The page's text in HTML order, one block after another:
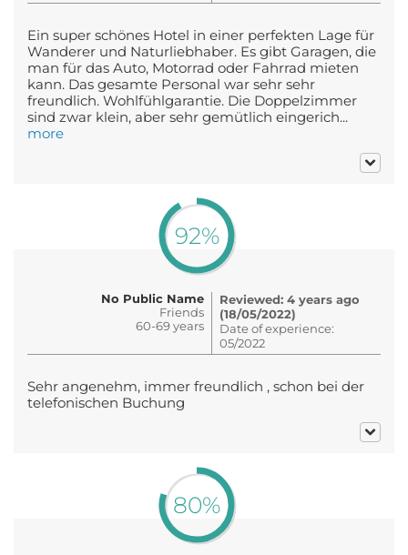
Ein super schönes Hotel in einer perfekten Lage für
Wanderer und Naturliebhaber. Es gibt Garagen, die
man für das Auto, Motorrad oder Fahrrad mieten
kann. Das gesamte Personal war sehr sehr
freundlich. Wohlfühlgarantie. Die Doppelzimmer
sind zwar klein, aber sehr gemütlich eingerich...
more
92%
No Public Name
Friends
60-69 years
Reviewed: 4 years ago
(18/05/2022)
Date of experience:
05/2022
Sehr angenehm, immer freundlich , schon bei der
telefonischen Buchung
80%